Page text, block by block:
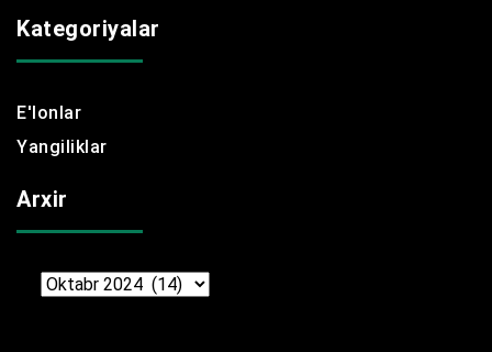
Kategoriyalar
E'lonlar
Yangiliklar
Arxir
Arxir